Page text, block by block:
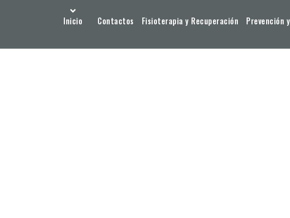
Inicio Contactos Fisioterapia y Recuperación Prevención